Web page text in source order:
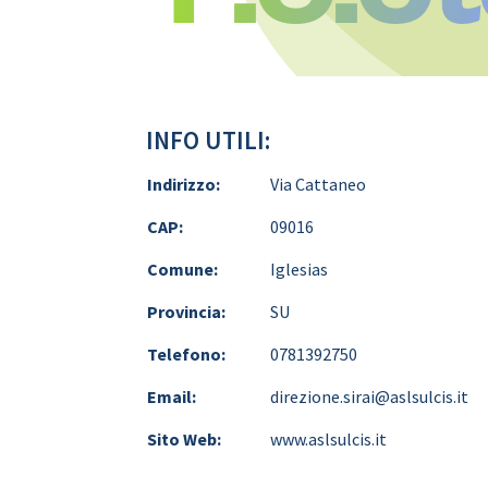
INFO UTILI:
Indirizzo:
Via Cattaneo
CAP:
09016
Comune:
Iglesias
Provincia:
SU
Telefono:
0781392750
Email:
direzione.sirai@aslsulcis.it
Sito Web:
www.aslsulcis.it